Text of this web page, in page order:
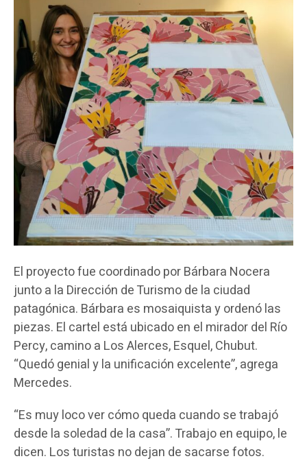
El proyecto fue coordinado por Bárbara Nocera
junto a la Dirección de Turismo de la ciudad
patagónica. Bárbara es mosaiquista y ordenó las
piezas. El cartel está ubicado en el mirador del Río
Percy, camino a Los Alerces, Esquel, Chubut.
“Quedó genial y la unificación excelente”, agrega
Mercedes.
“Es muy loco ver cómo queda cuando se trabajó
desde la soledad de la casa”. Trabajo en equipo, le
dicen. Los turistas no dejan de sacarse fotos.